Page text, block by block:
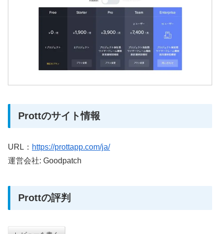
Prottのサイト情報
URL： https://prottapp.com/ja/
運営会社: Goodpatch
Prottの評判